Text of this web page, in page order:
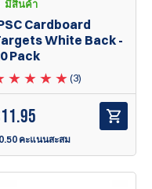
มีสินค้า
Cardboard
White Back -
Pack
(3)
11.95
คะแนนสะสม